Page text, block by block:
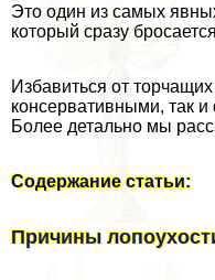
Это один из самых
который сразу
Избавиться от
консервативными, так
Более детально мы
Содержание статьи:
Причины